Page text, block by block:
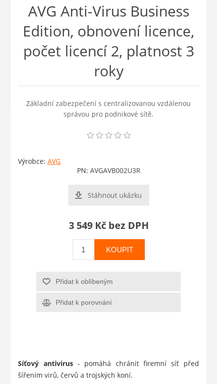
AVG Anti-Virus Business
Edition, obnovení licence,
počet licencí 2, platnost 3
roky
Základní zabezpečení s centralizovanou vzdálenou
správou pro podnikové sítě.
Výrobce: AVG
PN: AVGAVB002U3R
Stáhnout ukázku
3 549 Kč bez DPH
KOUPIT
Přidat k oblíbeným
Přidat k porovnání
Síťový antivirus- pomáhá chránit firemní síť před
šířením virů, červů a trojských koní.